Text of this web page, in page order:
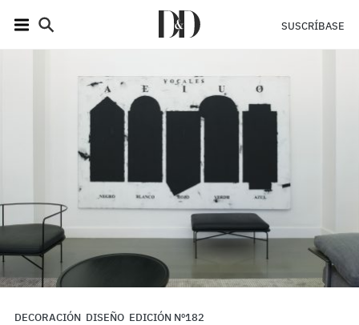
SUSCRÍBASE
DECORACIÓN DISEÑO EDICIÓN Nº182